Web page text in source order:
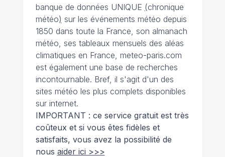
banque de données UNIQUE (chronique
météo) sur les événements météo depuis
1850 dans toute la France, son almanach
météo, ses tableaux mensuels des aléas
climatiques en France, meteo-paris.com
est également une base de recherches
incontournable. Bref, il s'agit d'un des
sites météo les plus complets disponibles
sur internet.
IMPORTANT : ce service gratuit est très
coûteux et si vous êtes fidèles et
satisfaits, vous avez la possibilité de
nous aider ici >>>